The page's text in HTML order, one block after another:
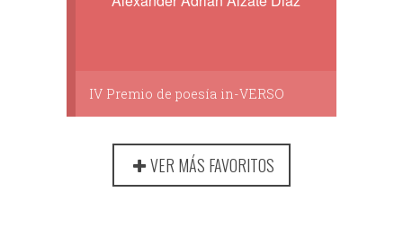
IV Premio de poesía in-VERSO
VER MÁS FAVORITOS